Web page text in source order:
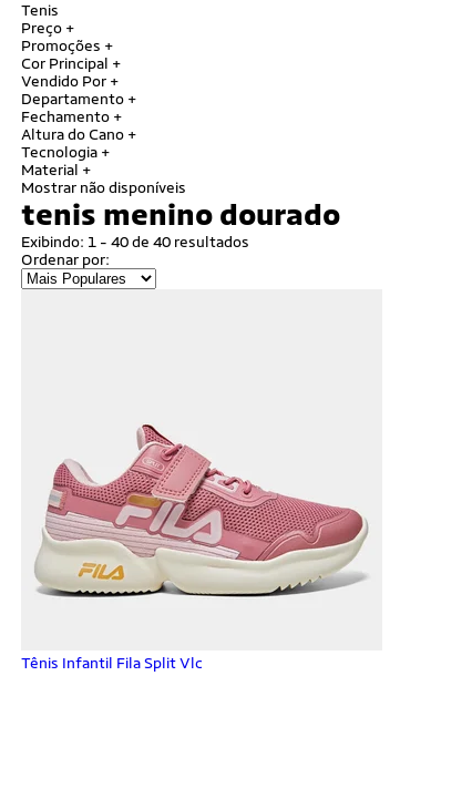
Tenis
Preço +
Promoções +
Cor Principal +
Vendido Por +
Departamento +
Fechamento +
Altura do Cano +
Tecnologia +
Material +
Mostrar não disponíveis
tenis menino dourado
Exibindo: 1 - 40 de 40 resultados
Ordenar por:
Tênis Infantil Fila Split Vlc